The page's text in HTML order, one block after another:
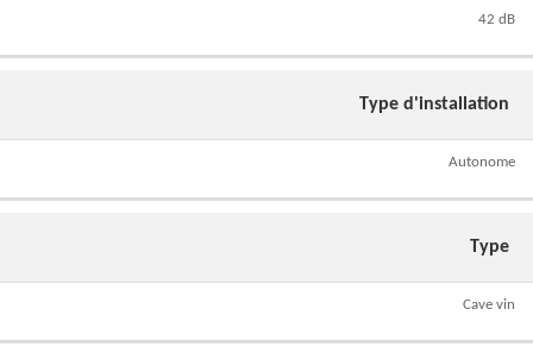
42 dB
Type d'installation
Autonome
Type
Cave vin